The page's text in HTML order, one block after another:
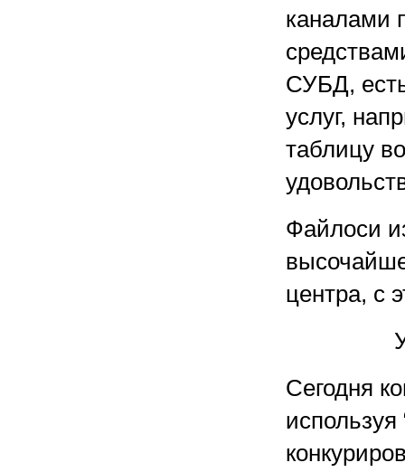
каналами
СУБД,
услуг,
таблицу
Файлоси
центра, с
Сегодня